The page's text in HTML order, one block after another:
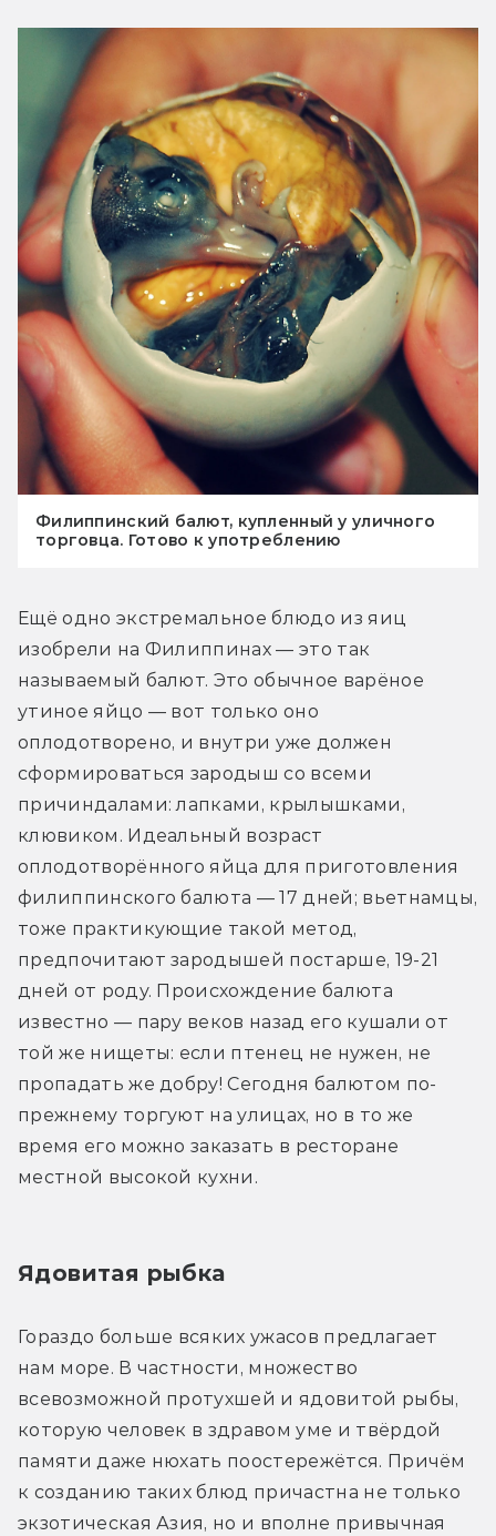
Филиппинский балют, купленный у уличного
торговца. Готово к употреблению
Ещё одно экстремальное блюдо из яиц
изобрели на Филиппинах — это так
называемый балют. Это обычное варёное
утиное яйцо — вот только оно
оплодотворено, и внутри уже должен
сформироваться зародыш со всеми
причиндалами: лапками, крылышками,
клювиком. Идеальный возраст
оплодотворённого яйца для приготовления
филиппинского балюта — 17 дней; вьетнамцы,
тоже практикующие такой метод,
предпочитают зародышей постарше, 19-21
дней от роду. Происхождение балюта
известно — пару веков назад его кушали от
той же нищеты: если птенец не нужен, не
пропадать же добру! Сегодня балютом по-
прежнему торгуют на улицах, но в то же
время его можно заказать в ресторане
местной высокой кухни.
Ядовитая рыбка
Гораздо больше всяких ужасов предлагает
нам море. В частности, множество
всевозможной протухшей и ядовитой рыбы,
которую человек в здравом уме и твёрдой
памяти даже нюхать поостережётся. Причём
к созданию таких блюд причастна не только
экзотическая Азия, но и вполне привычная